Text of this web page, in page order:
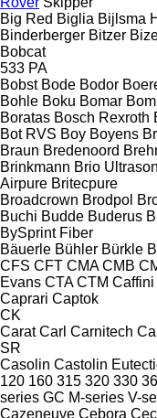
Big Red Biglia Bijlsma
Binderberger Bitzer
Bobcat
533 PA
Bobst Bode Bodor
Bohle Boku Bomar
Boratas Bosch Rexroth
Bot RVS Boy Boyens
Braun Bredenoord
Brinkmann Brio
Airpure Britecpure
Broadcrown Brodpol
Buchi Budde Buderus
BySprint Fiber
Bäuerle Bühler Bürkle
CFS CFT CMA CMB
Evans CTA CTM Caffini
Caprari Captok
CK
Carat Carl Carnitech
SR
Casolin Castolin
120 160 315 320 330
series GC M-series V-
Cazeneuve Cebora